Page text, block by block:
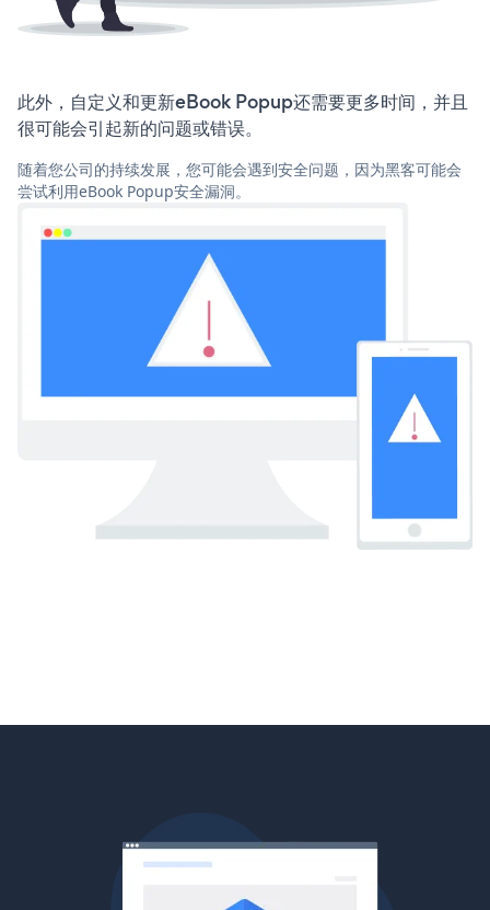
此外，自定义和更新eBook Popup还需要更多时间，并且
很可能会引起新的问题或错误。
随着您公司的持续发展，您可能会遇到安全问题，因为黑客可能会
尝试利用eBook Popup安全漏洞。